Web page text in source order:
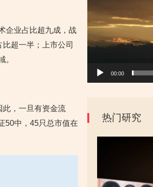
企业占比超九成，战
超一半；上市公司
。
此，一旦有资金流
50中，45只总市值在
放
器
00:00
热门研究